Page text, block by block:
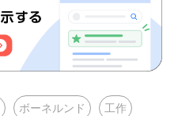
ボーネルンド 工作